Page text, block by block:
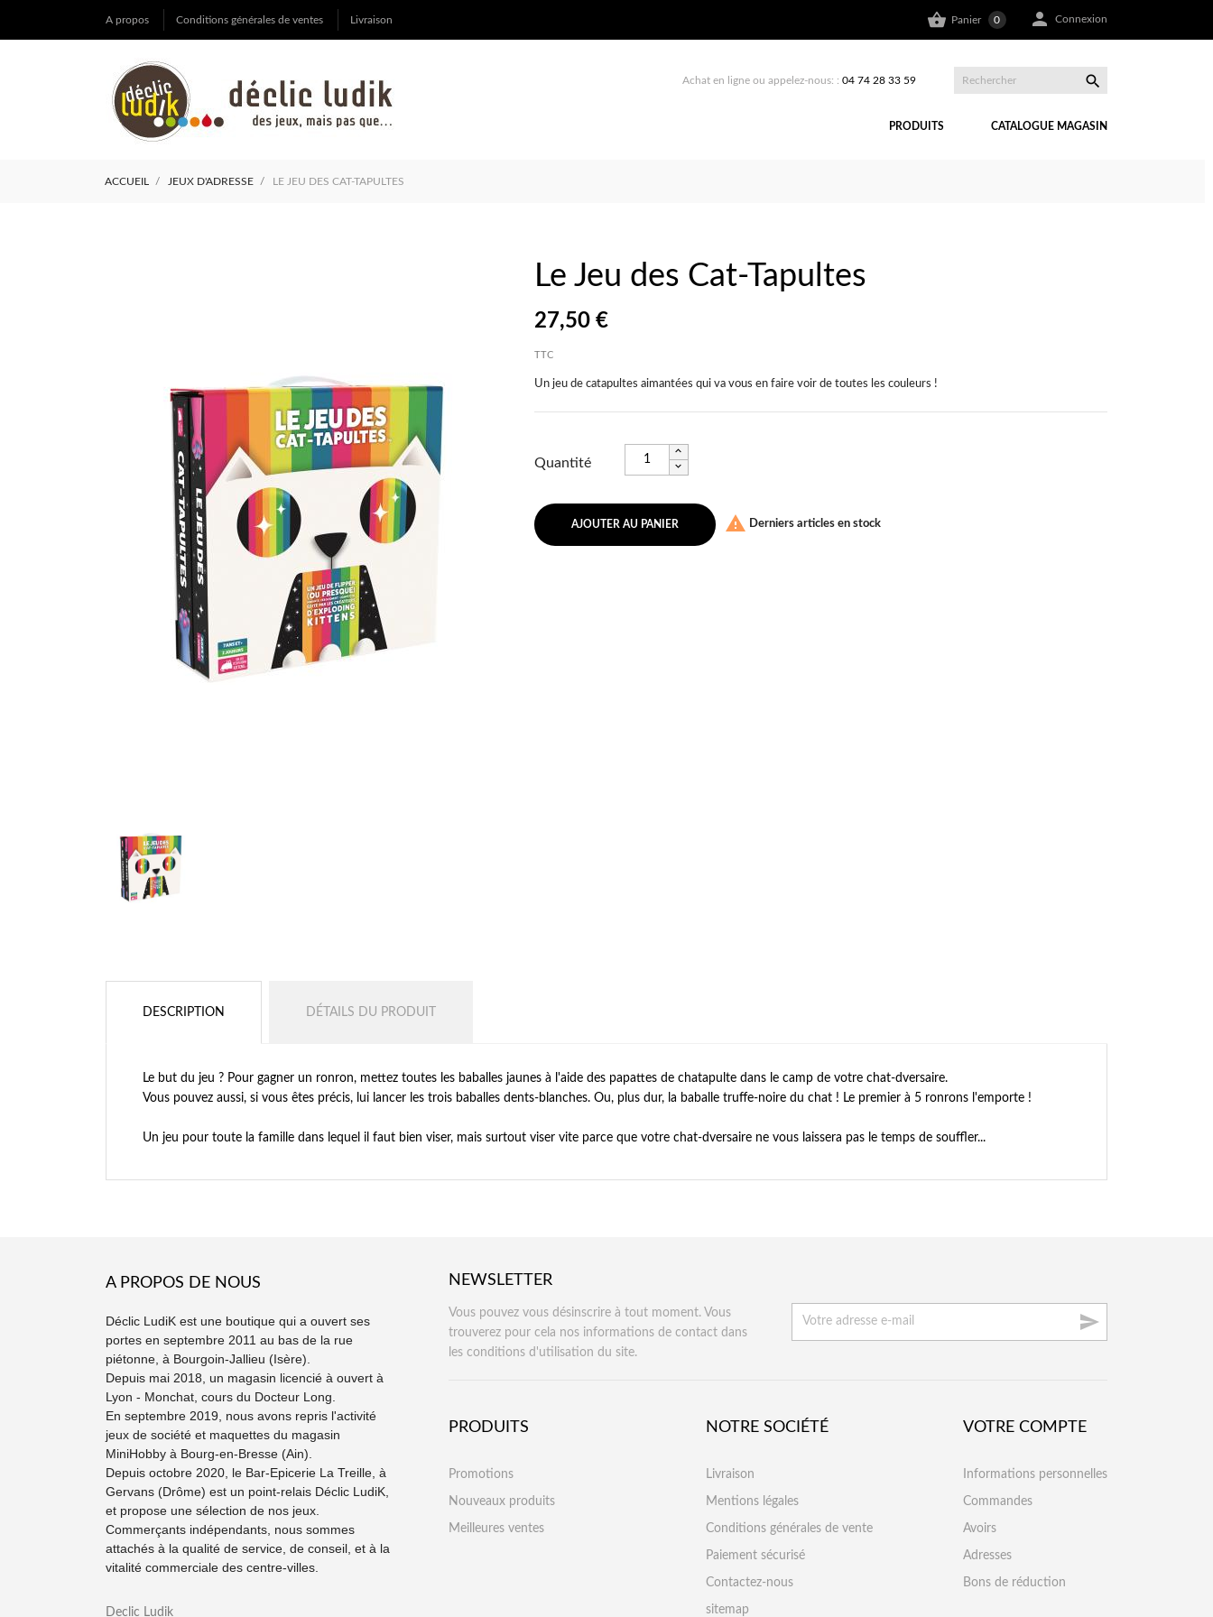
A propos Conditions générales de ventes Livraison  Panier 0  Connexion
Achat en ligne ou appelez-nous: : 04 74 28 33 59 
PRODUITS CATALOGUE MAGASIN
ACCUEIL JEUX D'ADRESSE LE JEU DES CAT-TAPULTES
Le Jeu des Cat-Tapultes
27,50 €
TTC
Un jeu de catapultes aimantées qui va vous en faire voir de toutes les couleurs !
Quantité
AJOUTER AU PANIER  Derniers articles en stock
DESCRIPTION DÉTAILS DU PRODUIT
Le but du jeu ? Pour gagner un ronron, mettez toutes les baballes jaunes à l'aide des papattes de chatapulte dans le camp de votre chat-dversaire.
Vous pouvez aussi, si vous êtes précis, lui lancer les trois baballes dents-blanches. Ou, plus dur, la baballe truffe-noire du chat ! Le premier à 5 ronrons l'emporte !
Un jeu pour toute la famille dans lequel il faut bien viser, mais surtout viser vite parce que votre chat-dversaire ne vous laissera pas le temps de souffler...
A PROPOS DE NOUS
Déclic LudiK est une boutique qui a ouvert ses
portes en septembre 2011 au bas de la rue
piétonne, à Bourgoin-Jallieu (Isère).
Depuis mai 2018, un magasin licencié à ouvert à
Lyon - Monchat, cours du Docteur Long.
En septembre 2019, nous avons repris l'activité
jeux de société et maquettes du magasin
MiniHobby à Bourg-en-Bresse (Ain).
Depuis octobre 2020, le Bar-Epicerie La Treille, à
Gervans (Drôme) est un point-relais Déclic LudiK,
et propose une sélection de nos jeux.
Commerçants indépendants, nous sommes
attachés à la qualité de service, de conseil, et à la
vitalité commerciale des centre-villes.
Declic Ludik
NEWSLETTER
Vous pouvez vous désinscrire à tout moment. Vous
trouverez pour cela nos informations de contact dans
les conditions d'utilisation du site.

PRODUITS
Promotions
Nouveaux produits
Meilleures ventes
NOTRE SOCIÉTÉ
Livraison
Mentions légales
Conditions générales de vente
Paiement sécurisé
Contactez-nous
sitemap
VOTRE COMPTE
Informations personnelles
Commandes
Avoirs
Adresses
Bons de réduction